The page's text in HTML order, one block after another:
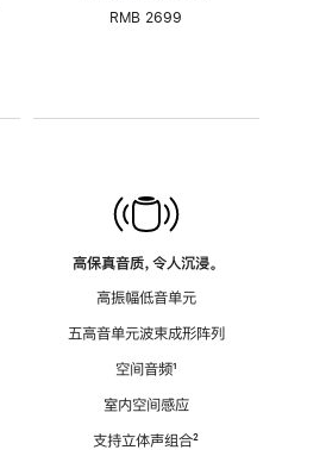
RMB 2699
高保真音质，令人沉浸。
高振幅低音单元
五高音单元波束成形阵列
空间音频脚
¹
室内空间感应
支持立体声组合脚
²